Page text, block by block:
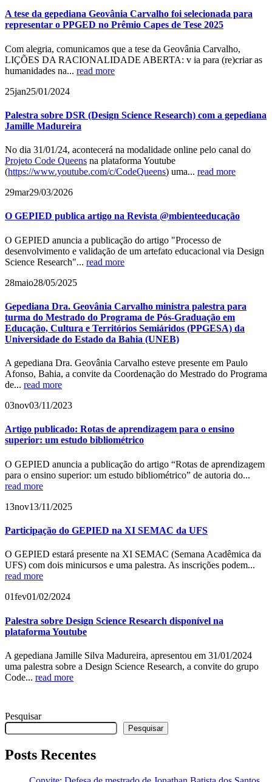
A tese da gepediana Geovânia Carvalho foi selecionada para
representar o PPGED no Prêmio Capes de Tese 2025
Com alegria, comunicamos que a tese da Geovânia Carvalho,
LIÇÕES DA RACIONALIDADE ABERTA: v ia para (re)criar as
humanidades na... read more
25jan25/01/2024
Palestra sobre DSR (Design Science Research) com a gepediana
Jamille Madureira
No dia 31/01/24, acontecerá na modalidade online pelo canal do
Projeto Code Queens na plataforma Youtube
(https://www.youtube.com/c/CodeQueens) uma... read more
29mar29/03/2026
O GEPIED publica artigo na Revista @mbienteeducação
O GEPIED anuncia a publicação do artigo "Processo de
desenvolvimento e validação de um artefato educacional via Design
Science Research"... read more
28maio28/05/2025
Gepediana Dra. Geovânia Carvalho ministra palestra para
turma do Mestrado do Programa de Pós-Graduação em
Educação, Cultura e Territórios Semiáridos (PPGESA) da
Universidade do Estado da Bahia (UNEB)
A gepediana Dra. Geovânia Carvalho esteve presente em Paulo
Afonso, Bahia, a convite da Coordenação do Mestrado do Programa
de... read more
03nov03/11/2023
Artigo publicado: Rotas de aprendizagem para o ensino
superior: um estudo bibliométrico
O GEPIED anuncia a publicação do artigo “Rotas de aprendizagem
para o ensino superior: um estudo bibliométrico” de autoria do...
read more
13nov13/11/2025
Participação do GEPIED na XI SEMAC da UFS
O GEPIED estará presente na XI SEMAC (Semana Acadêmica da
UFS) com dois minicursos e uma palestra. As inscrições podem...
read more
01fev01/02/2024
Palestra sobre Design Science Research disponível na
plataforma Youtube
A gepediana Jamille Silva Madureira, apresentou em 31/01/2024
uma palestra sobre a Design Science Research, a convite do grupo
Code... read more
Pesquisar
Pesquisar
Posts Recentes